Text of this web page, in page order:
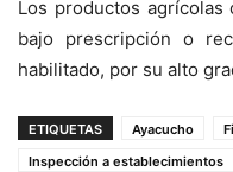
Los productos
bajo prescripción o
habilitado, por su alto
ETIQUETAS Ayacucho
Inspección a establecimientos